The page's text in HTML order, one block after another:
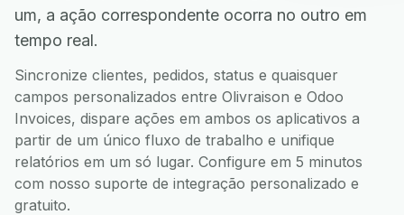
um, a ação correspondente ocorra no outro em
tempo real.
Sincronize clientes, pedidos, status e quaisquer
campos personalizados entre Olivraison e Odoo
Invoices, dispare ações em ambos os aplicativos a
partir de um único fluxo de trabalho e unifique
relatórios em um só lugar. Configure em 5 minutos
com nosso suporte de integração personalizado e
gratuito.